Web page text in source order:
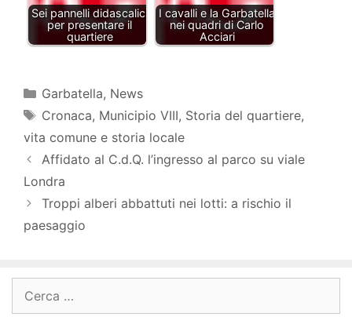
Sei pannelli didascalici
per presentare il
quartiere
I cavalli e la Garbatella
nei quadri di Carlo
Acciari
Categorie
Garbatella, News
Tag
Cronaca, Municipio VIII, Storia del quartiere,
vita comune e storia locale
Affidato al C.d.Q. l’ingresso al parco su viale
Londra
Troppi alberi abbattuti nei lotti: a rischio il
paesaggio
per: